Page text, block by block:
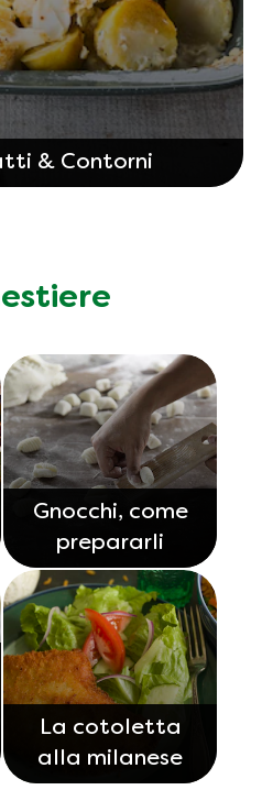
& Contorni
Gnocchi, come
prepararli
La cotoletta
alla milanese